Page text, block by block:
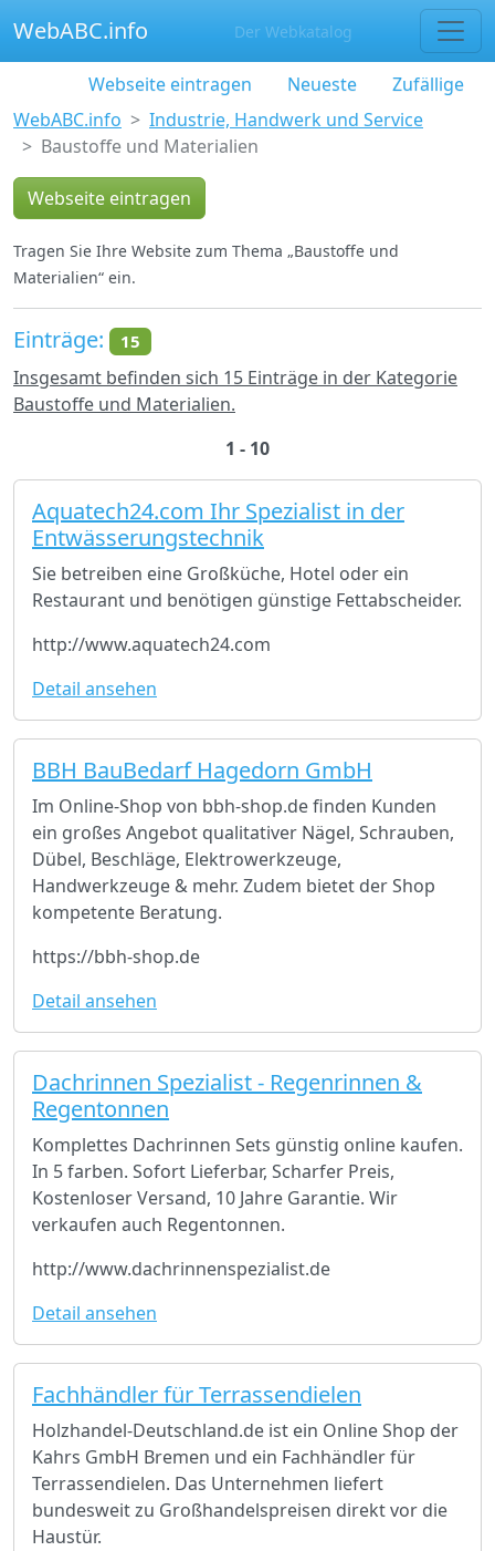
WebABC.info Der Webkatalog
Webseite eintragen Neueste
Zufällige
WebABC.info
Industrie, Handwerk und Service
Baustoffe und Materialien
Webseite eintragen
Tragen Sie Ihre Website zum Thema „Baustoffe und
Materialien“ ein.
Einträge: 15
Insgesamt befinden sich 15 Einträge in der Kategorie
Baustoffe und Materialien.
1 - 10
Aquatech24.com Ihr Spezialist in der
Entwässerungstechnik
Sie betreiben eine Großküche, Hotel oder ein
Restaurant und benötigen günstige Fettabscheider.
http://www.aquatech24.com
Detail ansehen
BBH BauBedarf Hagedorn GmbH
Im Online-Shop von bbh-shop.de finden Kunden
ein großes Angebot qualitativer Nägel, Schrauben,
Dübel, Beschläge, Elektrowerkzeuge,
Handwerkzeuge & mehr. Zudem bietet der Shop
kompetente Beratung.
https://bbh-shop.de
Detail ansehen
Dachrinnen Spezialist - Regenrinnen &
Regentonnen
Komplettes Dachrinnen Sets günstig online kaufen.
In 5 farben. Sofort Lieferbar, Scharfer Preis,
Kostenloser Versand, 10 Jahre Garantie. Wir
verkaufen auch Regentonnen.
http://www.dachrinnenspezialist.de
Detail ansehen
Fachhändler für Terrassendielen
Holzhandel-Deutschland.de ist ein Online Shop der
Kahrs GmbH Bremen und ein Fachhändler für
Terrassendielen. Das Unternehmen liefert
bundesweit zu Großhandelspreisen direkt vor die
Haustür.